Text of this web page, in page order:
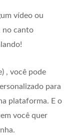
vídeo ou
no canto
, você pode
para
plataforma. E o
você quer